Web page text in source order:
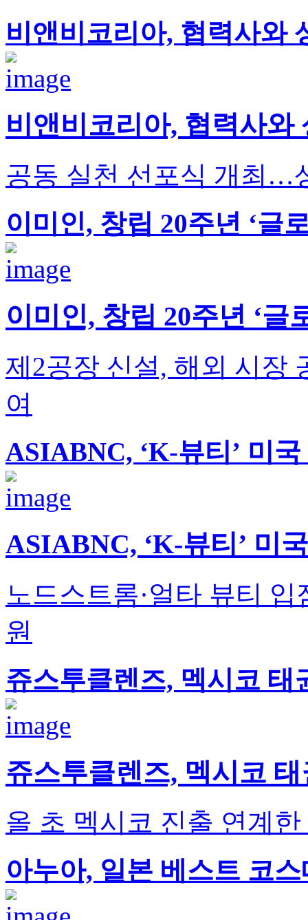
비앤비코리아, 협력사와
비앤비코리아, 협력사와
공동 실천 선포식 개최…
이미인, 창립 20주년 ‘글
이미인, 창립 20주년 ‘
제2공장 신설, 해외 시장
여
ASIABNC, ‘K-뷰티’ 미
ASIABNC, ‘K-뷰티’ 미
노드스트롬·얼타 뷰티
원
쥬스투클렌즈, 멕시코 태
쥬스투클렌즈, 멕시코
올 초 멕시코 진출 연계
아누아, 일본 베스트 코